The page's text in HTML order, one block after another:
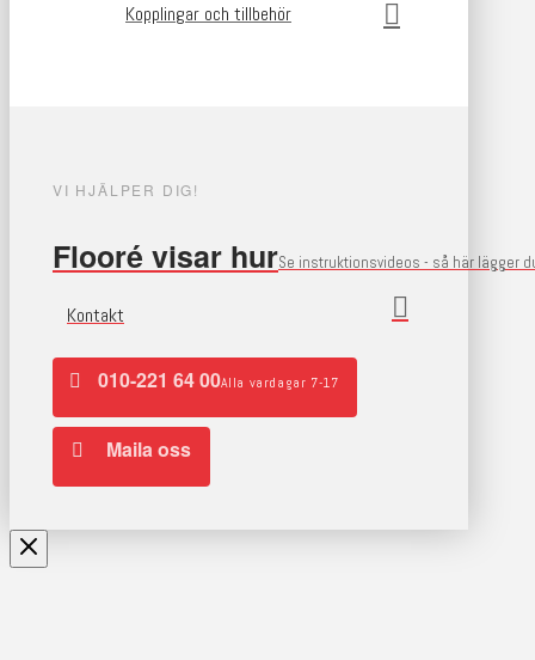
Kopplingar och tillbehör
VI HJÄLPER DIG!
Flooré visar hurSe instruktionsvideos - så här lägger
Kontakt
010-221 64 00Alla vardagar 7-17
Maila oss